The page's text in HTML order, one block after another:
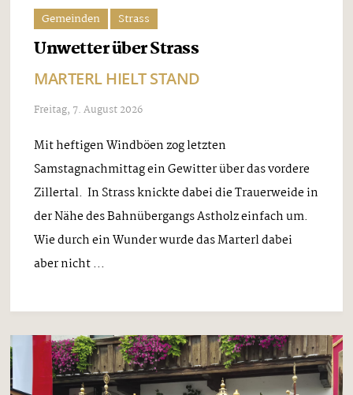
Gemeinden Strass
Unwetter über Strass
MARTERL HIELT STAND
Freitag, 7. August 2026
Mit heftigen Windböen zog letzten
Samstagnachmittag ein Gewitter über das vordere
Zillertal. In Strass knickte dabei die Trauerweide in
der Nähe des Bahnübergangs Astholz einfach um.
Wie durch ein Wunder wurde das Marterl dabei
aber nicht ...